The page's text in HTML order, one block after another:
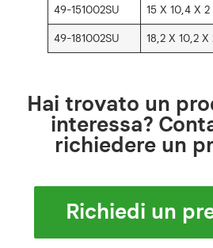
49-151002SU 15 X 10,4 X 2
49-181002SU 18,2 X 10,2 X
Hai trovato un
interessa?
richiedere un
Richiedi un